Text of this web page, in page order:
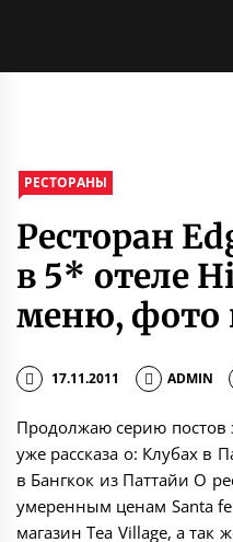
РЕСТОРАНЫ
Ресторан
в 5* отеле
меню, фото
17.11.2011 ADMIN
Продолжаю серию постов
уже рассказа о: Клубах в
в Бангкок из Паттайи О
умеренным ценам Santa
магазин Tea Village, а